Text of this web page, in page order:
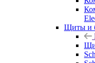
Щиты и